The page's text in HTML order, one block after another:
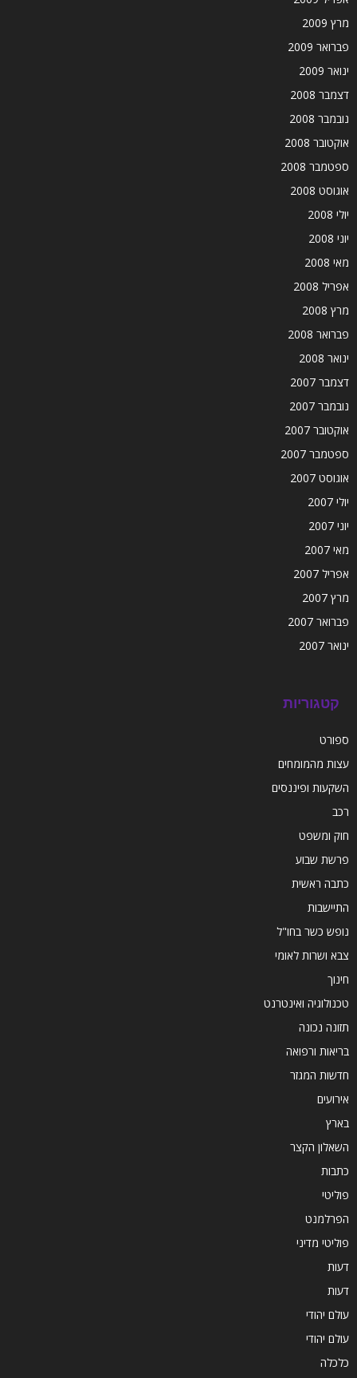
מרץ 2009
פברואר 2009
ינואר 2009
דצמבר 2008
נובמבר 2008
אוקטובר 2008
ספטמבר 2008
אוגוסט 2008
יולי 2008
יוני 2008
מאי 2008
אפריל 2008
מרץ 2008
פברואר 2008
ינואר 2008
דצמבר 2007
נובמבר 2007
אוקטובר 2007
ספטמבר 2007
אוגוסט 2007
יולי 2007
יוני 2007
מאי 2007
אפריל 2007
מרץ 2007
פברואר 2007
ינואר 2007
קטגוריות
ספורט
עצות מהמומחים
השקעות ופיננסים
רכב
חוק ומשפט
פרשת שבוע
כתבה ראשית
התיישבות
נופש כשר בחו"ל
צבא ושרות לאומי
חינוך
טכנולוגיה ואינטרנט
תזונה נכונה
בריאות ורפואה
חדשות המגזר
אירועים
בארץ
השאלון הקצר
כתבות
פוליטי
הפרלמנט
פוליטי מדיני
דעות
דעות
עולם יהודי
עולם יהודי
כלכלה